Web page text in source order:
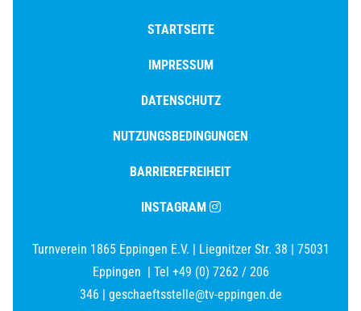
STARTSEITE
IMPRESSUM
DATENSCHUTZ
NUTZUNGSBEDINGUNGEN
BARRIEREFREIHEIT
INSTAGRAM
Turnverein 1865 Eppingen E.V. | Liegnitzer Str. 38 | 75031
Eppingen | Tel +49 (0) 7262 / 206
346 | geschaeftsstelle@tv-eppingen.de